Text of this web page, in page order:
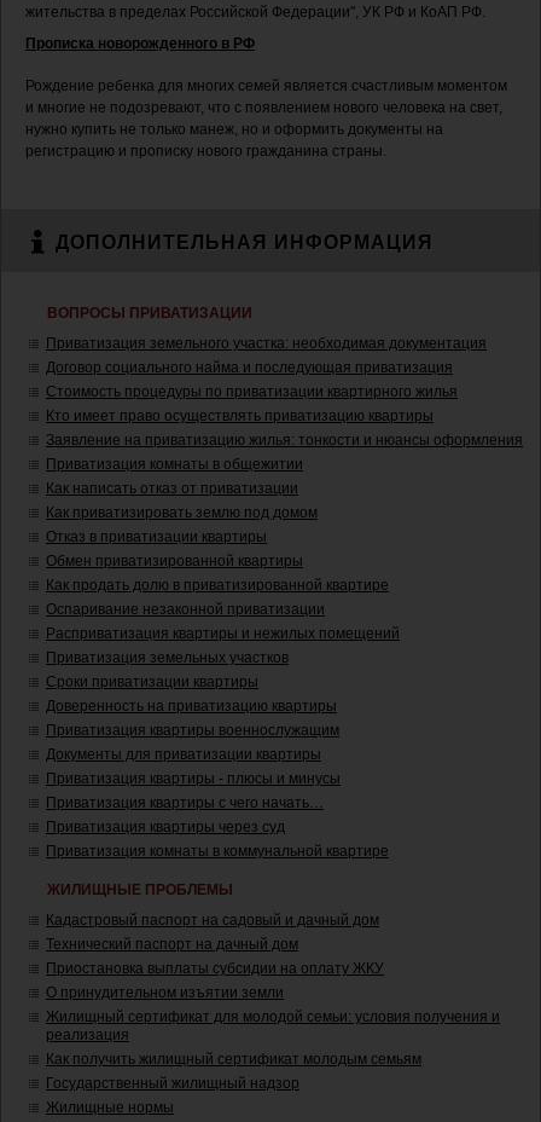
жительства в пределах Российской Федерации", УК РФ и КоАП РФ.
Прописка новорожденного в РФ
Рождение ребенка для многих семей является счастливым моментом
и многие не подозревают, что с появлением нового человека на свет,
нужно купить не только манеж, но и оформить документы на
регистрацию и прописку нового гражданина страны.
ДОПОЛНИТЕЛЬНАЯ ИНФОРМАЦИЯ
ВОПРОСЫ ПРИВАТИЗАЦИИ
Приватизация земельного участка: необходимая документация
Договор социального найма и последующая приватизация
Стоимость процедуры по приватизации квартирного жилья
Кто имеет право осуществлять приватизацию квартиры
Заявление на приватизацию жилья: тонкости и нюансы оформления
Приватизация комнаты в общежитии
Как написать отказ от приватизации
Как приватизировать землю под домом
Отказ в приватизации квартиры
Обмен приватизированной квартиры
Как продать долю в приватизированной квартире
Оспаривание незаконной приватизации
Расприватизация квартиры и нежилых помещений
Приватизация земельных участков
Сроки приватизации квартиры
Доверенность на приватизацию квартиры
Приватизация квартиры военнослужащим
Документы для приватизации квартиры
Приватизация квартиры - плюсы и минусы
Приватизация квартиры с чего начать…
Приватизация квартиры через суд
Приватизация комнаты в коммунальной квартире
ЖИЛИЩНЫЕ ПРОБЛЕМЫ
Кадастровый паспорт на садовый и дачный дом
Технический паспорт на дачный дом
Приостановка выплаты субсидии на оплату ЖКУ
О принудительном изъятии земли
Жилищный сертификат для молодой семьи: условия получения и
реализация
Как получить жилищный сертификат молодым семьям
Государственный жилищный надзор
Жилищные нормы